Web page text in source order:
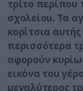
τρίτο περίπου
σχολείου. Τα
κορίτσια
περισσότερα
αφορούν
εικόνα του
μεγαλύτερος